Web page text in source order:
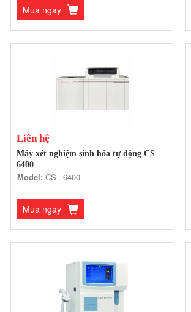
Mua ngay
Liên hệ
Máy xét nghiệm sinh hóa tự động CS –
6400
Model: CS –6400
Mua ngay